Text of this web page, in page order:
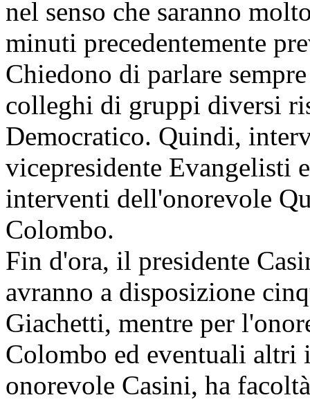
nel senso che saranno
minuti precedentemente
Chiedono di parlare
colleghi di gruppi diversi
Democratico. Quindi,
vicepresidente Evangelisti
interventi dell'onorevole
Colombo.
Fin d'ora, il presidente
avranno a disposizione
Giachetti, mentre per
Colombo ed eventuali altri
onorevole Casini, ha